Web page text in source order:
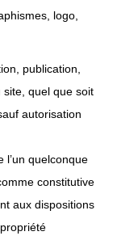
logo,
publication,
quel que soit
autorisation
l’un quelconque
constitutive
aux dispositions